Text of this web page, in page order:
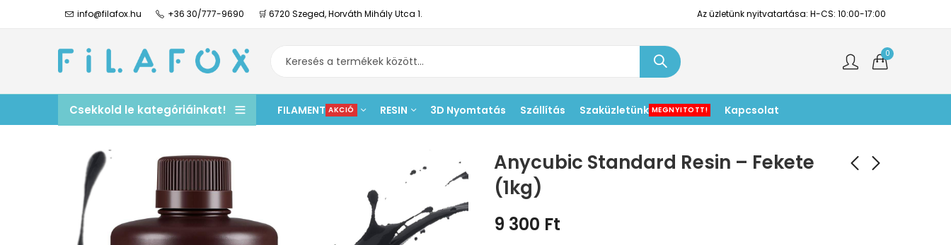
info@filafox.hu +36 30/777-9690 🛒 6720 Szeged, Horváth Mihály Utca 1. Az üzletünk nyitvatartása: H-CS: 10:00-17:00
0
Csekkold le kategóriáinkat! FILAMENT AKCIÓ RESIN 3D Nyomtatás Szállítás Szaküzletünk MEGNYITOTT! Kapcsolat
Anycubic Standard Resin – Fekete
(1kg)
9 300 Ft